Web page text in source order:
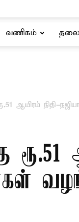
வணிகம்
ஆயிரம் நிதி-